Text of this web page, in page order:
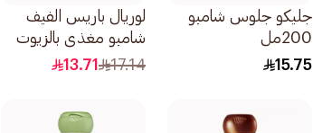
جليكو جلوس شامبو
200مل
15.75
لوريال باريس الفيف
شامبو مغذي بالزيوت
الثمينة للشعر العادي
17.14
13.71